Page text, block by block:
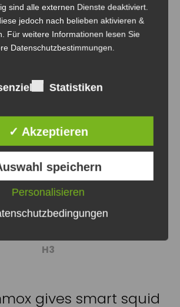
brown fox
onyx goblin jumps
the lazy dwarf
H3
gives smart squid
sind alle externen Dienste deaktiviert.
jedoch nach belieben aktivieren &
Für weitere Informationen lesen Sie
Datenschutzbestimmungen.
Statistiken
✓ Akzeptieren
speichern
Personalisieren